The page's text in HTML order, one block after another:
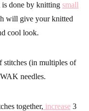
done by knitting small
will give yourknitted
cool look.
stitches (in multiples of
WAK needles.
together, increase3